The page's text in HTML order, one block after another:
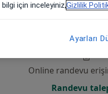
10 Ağustos 11
Online randevu
Randevu
için inceleyiniz,Gizlilik
Ayarları